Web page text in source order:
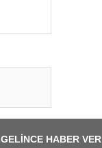
GELİNCE HABER VER